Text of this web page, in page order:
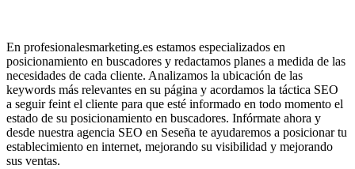
En profesionalesmarketing.es estamos especializados en
posicionamiento en buscadores y redactamos planes a medida de las
necesidades de cada cliente. Analizamos la ubicación de las
keywords más relevantes en su página y acordamos la táctica SEO
a seguir feint el cliente para que esté informado en todo momento el
estado de su posicionamiento en buscadores. Infórmate ahora y
desde nuestra agencia SEO en Seseña te ayudaremos a posicionar tu
establecimiento en internet, mejorando su visibilidad y mejorando
sus ventas.